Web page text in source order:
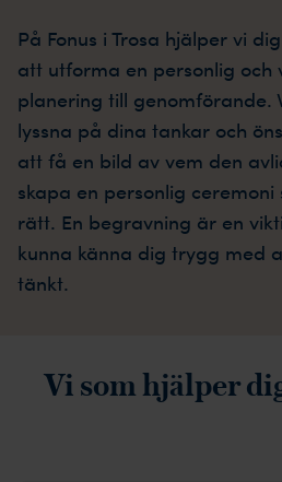
På Fonus i Trosa hjälper vi
att utforma en personlig
planering till genomförande.
lyssna på dina tankar och
att få en bild av vem den
skapa en personlig
rätt. En begravning är en
kunna känna dig trygg med
tänkt.
Vi som hjälper